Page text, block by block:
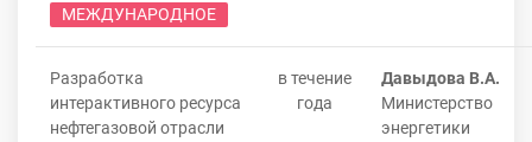
МЕЖДУНАРОДНОЕ
Разработка
интерактивного ресурса
нефтегазовой отрасли
в течение
года
Давыдова В.А.
Министерство
энергетики